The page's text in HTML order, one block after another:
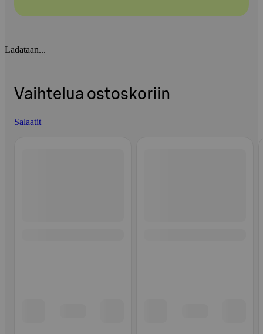
Ladataan...
Vaihtelua ostoskoriin
Salaatit